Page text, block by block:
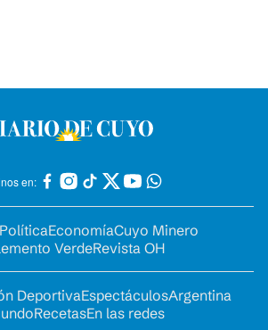
en:
PolíticaEconomíaCuyo Minero
VerdeRevista OH
DeportivaEspectáculosArgentina
RecetasEn las redes